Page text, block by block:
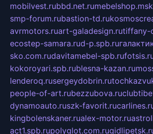
mobilvest.rubbd.net.ru
smp-forum.rubastion-td.ru
avrmotors.ruart-galadesign.rutiffany-
ecostep-samara.rud-p.spb.ru
sko.com.rudavitamebel-spb.ru
kokoroyari.spb.rublesna-kazan.ru
lenderoq.rusergeydobrin.ru
people-of-art.rubezzubova.ru
dynamoauto.ruszk-favorit.ru
kingbolenskaner.rualex-motor.ru
act1.spb.rupolyglot.com.ru